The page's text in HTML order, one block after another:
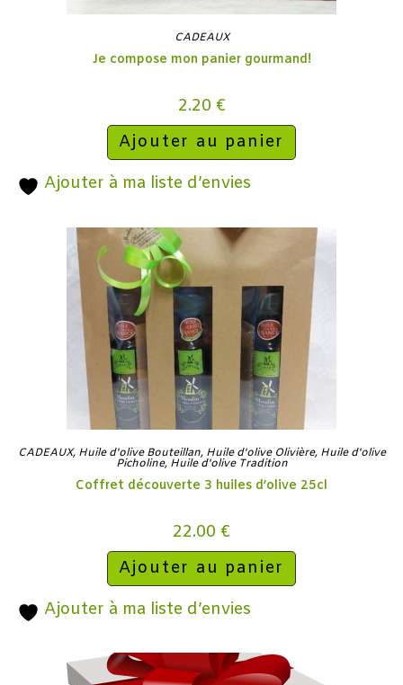
CADEAUX
Je compose mon panier gourmand!
2.20 €
Ajouter au panier
Ajouter à ma liste d’envies
CADEAUX, Huile d'olive Bouteillan, Huile d'olive Olivière, Huile d'olive
Picholine, Huile d'olive Tradition
Coffret découverte 3 huiles d’olive 25cl
22.00 €
Ajouter au panier
Ajouter à ma liste d’envies